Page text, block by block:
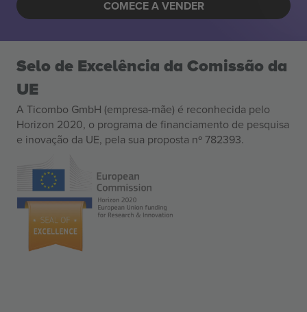
COMECE A VENDER
Selo de Excelência da Comissão da
UE
A Ticombo GmbH (empresa-mãe) é reconhecida pelo
Horizon 2020, o programa de financiamento de pesquisa
e inovação da UE, pela sua proposta nº 782393.